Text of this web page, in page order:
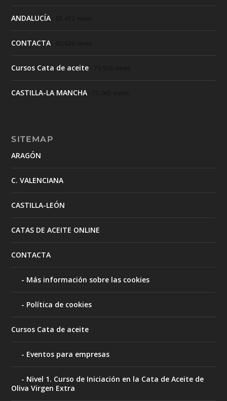
ANDALUCÍA
CONTACTA
Cursos Cata de aceite
CASTILLA-LA MANCHA
SITEMAP
ARAGÓN
C. VALENCIANA
CASTILLA-LEÓN
CATAS DE ACEITE ONLINE
CONTACTA
Más información sobre las cookies
Política de cookies
Cursos Cata de aceite
Eventos para empresas
Nivel 1. Curso de Iniciación en la Cata de Aceite de
Oliva Virgen Extra